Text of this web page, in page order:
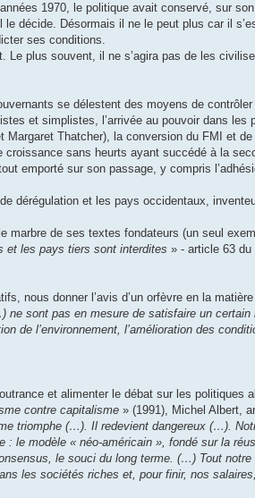
1970, le politique avait conservé, sur
décide. Désormais il ne le peut plus car il
ses conditions.
plus souvent, il ne s’agira pas de les
se délestent des moyens de
et simplistes, l’arrivée au pouvoir dans les
Thatcher), la conversion du FMI et
sans heurts ayant succédé à la
emporté sur son passage, y compris
dérégulation et les pays occidentaux,
marbre de ses textes fondateurs (un seul
et les pays tiers sont interdites » - article 63 du
nous donner l’avis d’un orfèvre en la
sont pas en mesure de satisfaire un certain
de l’environnement, l’amélioration des
et alimenter le débat sur les politiques
contre capitalisme » (1991), Michel Albert,
triomphe (…). Il redevient dangereux (…).
le modèle « néo-américain », fondé sur la
le souci du long terme. (…) Tout notre
les sociétés riches et, pour finir, nos